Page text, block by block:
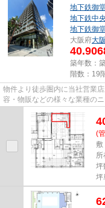
地下鉄御
地下鉄中
地下鉄御
大阪府大
築年数：
階数：19
物件より徒歩圏内に当社営業
容・物販などの様々な業種の
尚、弊社ではおとり広告は一
(
敷
坪
坪